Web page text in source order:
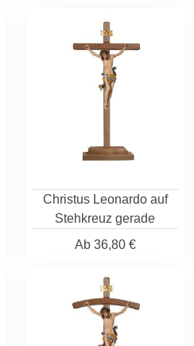
Christus Leonardo auf
Stehkreuz gerade
Ab36,80 €